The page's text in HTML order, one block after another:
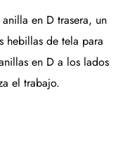
en D trasera, un
hebillas de tela para
en D a los lados
el trabajo.